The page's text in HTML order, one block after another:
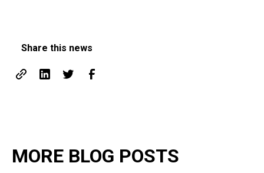
Share this news
MORE BLOG POSTS